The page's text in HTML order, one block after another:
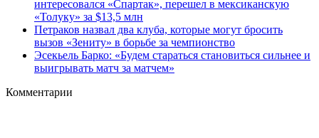
интересовался «Спартак», перешел в мексиканскую
«Толуку» за $13,5 млн
Петраков назвал два клуба, которые могут бросить
вызов «Зениту» в борьбе за чемпионство
Эсекьель Барко: «Будем стараться становиться сильнее и
выигрывать матч за матчем»
Комментарии